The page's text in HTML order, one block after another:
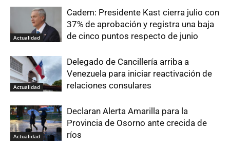
Actualidad
Cadem: Presidente Kast cierra julio con
37% de aprobación y registra una baja
de cinco puntos respecto de junio
Actualidad
Delegado de Cancillería arriba a
Venezuela para iniciar reactivación de
relaciones consulares
Actualidad
Declaran Alerta Amarilla para la
Provincia de Osorno ante crecida de
ríos